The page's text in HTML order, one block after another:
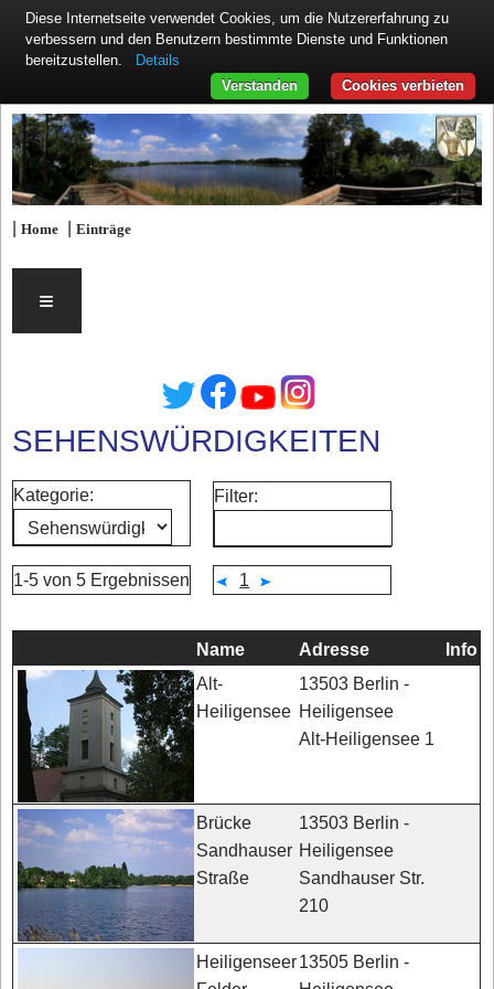
|Home |Einträge
≡
SEHENSWÜRDIGKEITEN
Kategorie: Filter:
1-5 von 5 Ergebnissen 1
Name Adresse Info
Alt-
Heiligensee
13503 Berlin -
Heiligensee
Alt-Heiligensee 1
Brücke
Sandhauser
Straße
13503 Berlin -
Heiligensee
Sandhauser Str.
210
Heiligenseer13505 Berlin -
Diese Internetseite verwendet Cookies, um die Nutzererfahrung zu
verbessern und den Benutzern bestimmte Dienste und Funktionen
bereitzustellen.
Details
Cookies verbieten
Verstanden